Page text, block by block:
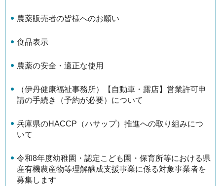
農薬販売者の皆様へのお願い
食品表示
農薬の安全・適正な使用
（伊丹健康福祉事務所）【自動車・露店】営業許可申
請の手続き（予約が必要）について
兵庫県のHACCP（ハサップ）推進への取り組みにつ
いて
令和8年度幼稚園・認定こども園・保育所等における県
産有機農産物等理解醸成支援事業に係る対象事業者を
募集します